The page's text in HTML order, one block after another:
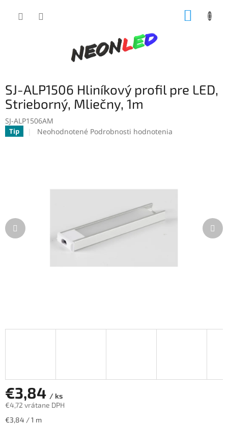
SJ-ALP1506 Hliníkový profil pre LED,
Strieborný, Mliečny, 1m
SJ-ALP1506AM
Tip
Priemerné
Neohodnotené Podrobnosti hodnotenia
€3,84 / ks
€4,72 vrátane DPH
Jednotková
€3,84 / 1 m